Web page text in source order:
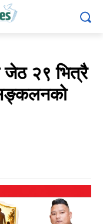
जेठ २९ भित्रै
सङ्कलनको